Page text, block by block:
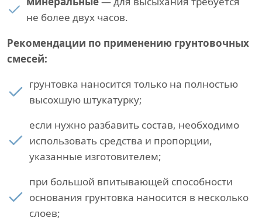
не более двух часов.
Рекомендации по применению грунтовочных
смесей:
грунтовка наносится только на полностью
высохшую штукатурку;
если нужно разбавить состав, необходимо
использовать средства и пропорции,
указанные изготовителем;
при большой впитывающей способности
основания грунтовка наносится в несколько
слоев;